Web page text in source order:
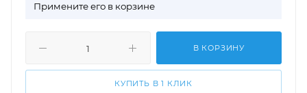
Примените его в корзине
В КОРЗИНУ
КУПИТЬ В 1 КЛИК